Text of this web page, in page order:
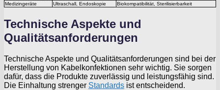
Medizingeräte
Ultraschall, Endoskopie Biokompatibilität, Sterilisierbarkeit
Technische Aspekte und
Qualitätsanforderungen
Technische Aspekte und Qualitätsanforderungen sind bei der
Herstellung von Kabelkonfektionen sehr wichtig. Sie sorgen
dafür, dass die Produkte zuverlässig und leistungsfähig sind.
Die Einhaltung strenger Standards ist entscheidend.